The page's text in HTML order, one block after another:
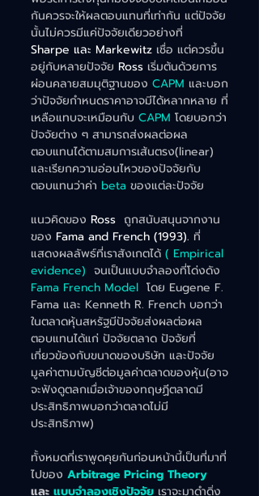
กันควรจะให้ผลตอบแทนที่เท่ากัน แต่ปัจจัย
นั้นไม่ควรมีแค่ปัจจัยเดียวอย่างที่
Sharpe และ Markewitz เชื่อ แต่ควรขึ้น
อยู่กับหลายปัจจัย Ross เริ่มต้นด้วยการ
ผ่อนคลายสมมุติฐานของ CAPM และบอก
ว่าปัจจัยกำหนดราคาอาจมีได้หลากหลาย ที่
เหลือแทบจะเหมือนกับ CAPM โดยบอกว่า
ปัจจัยต่าง ๆ สามารถส่งผลต่อผล
ตอบแทนได้ตามสมการเส้นตรง(linear)
และเรียกความอ่อนไหวของปัจจัยกับ
ตอบแทนว่าค่า beta ของแต่ละปัจจัย
แนวคิดของ Ross ถูกสนับสนุนจากงาน
ของ Fama and French (1993). ที่
แสดงผลลัพธ์ที่เราสังเกตได้ ( Empirical
evidence) จนเป็นแบบจำลองที่โด่งดัง
Fama French Model โดย Eugene F.
Fama และ Kenneth R. French บอกว่า
ในตลาดหุ้นสหรัฐมีปัจจัยส่งผลต่อผล
ตอบแทนได้แก่ ปัจจัยตลาด ปัจจัยที่
เกี่ยวข้องกับขนาดของบริษัท และปัจจัย
มูลค่าตามบัญชีต่อมูลค่าตลาดของหุ้น(อาจ
จะฟังดูตลกเมื่อเจ้าของทฤษฏีตลาดมี
ประสิทธิภาพบอกว่าตลาดไม่มี
ประสิทธิภาพ)
ทั้งหมดที่เราพูดคุยกันก่อนหน้านี้เป็นที่มาที่
ไปของ Arbitrage Pricing Theory
และ แบบจำลองเชิงปัจจัย เราจะมาดำดิ่ง